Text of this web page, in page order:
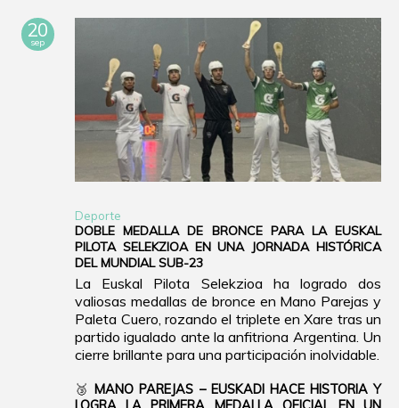
20
sep
Deporte
DOBLE MEDALLA DE BRONCE PARA LA EUSKAL
PILOTA SELEKZIOA EN UNA JORNADA HISTÓRICA
DEL MUNDIAL SUB-23
La Euskal Pilota Selekzioa ha logrado dos
valiosas medallas de bronce en Mano Parejas y
Paleta Cuero, rozando el triplete en Xare tras un
partido igualado ante la anfitriona Argentina. Un
cierre brillante para una participación inolvidable.
🥉 MANO PAREJAS – EUSKADI HACE HISTORIA Y